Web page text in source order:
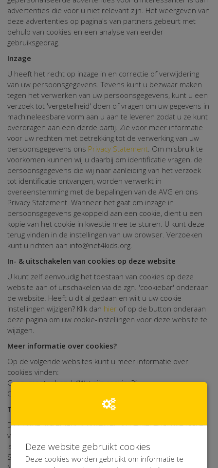
advertenties die voor u niet relevant zijn. Het weergeven van
deze advertenties op pagina's van partners gebeurt met
behulp van cookies en een analyse van eerder
gebruiksgedrag.
Inzage
U heeft het recht op inzage in en correctie of verwijdering
van uw persoonsgegevens. Tevens kunt u bezwaar maken
tegen het verwerken van uw persoonsgegevens, kunt u een
verzoek tot 'vergetelheid' doen of vragen om uw gegevens in
machineleesbare vorm aan u aan te leveren zodat u ze kunt
overdragen aan een derde partij. Zie voor meer informatie
voor uw rechten met betrekking tot de verwerking van uw
persoonsgegevens ons Privacy Statement. Om misbruik te
voorkomen kunnen wij u daarbij om identificatie vragen, de
persoonsgegevens die wij naar aanleiding van het verzoek
tot identificatie ontvangen, worden verwerkt in
overeenstemming met de bepalingen van de AVG en ons
Privacy Statement. Wanneer het gaat om inzage in
persoonsgegevens gekoppeld aan een cookie, dient u een
kopie van het cookie in kwestie mee te sturen. U kunt deze
terug vinden in de instellingen van uw browser. Verzoeken
kunt u richten aan info@net4kids.org.
In- & uitschakelen van cookies op deze website
U kunt zelf eenvoudig het toestaan van cookies op deze
website aan of uitschakelen via de zgn. 'cookiebar' onderaan
de website. Heeft u dit al gedaan en wilt u uw cookie
instellingen wijzigen? Klik dan hier of op de button onderaan
deze pagina om uw cookie-instellingen voor deze website te
wijzigen.
Meer informatie over cookies?
Op de volgende websites kunt u meer informatie over
cookies vinden:
Consumentenbond: “Wat zijn cookies?”
Consumentenbond: “Cookies verwijderen”
Taal
Dit Cookie Statement is opgesteld in de Nederlandse taal en
vertaald in de Engelse en Franse taal. Indien er een verschil
is tussen de Franse of Engelse versie van dit Cookie
Statement en de Nederlandse versie, dan prevaleert de
Deze website gebruikt cookies
Deze cookies worden gebruikt om informatie te